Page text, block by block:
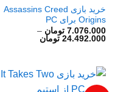
خرید بازی Assassins Creed
Origins برای PC
7.076.000 تومان –
24.492.000 تومانمحدوده
24.492.000 تومان